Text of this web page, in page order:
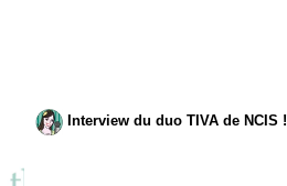
Interview du duo TIVA de NCIS !